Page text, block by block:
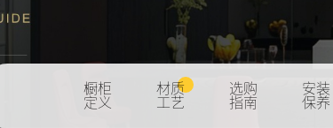
橱柜
定义
材质
工艺
选购
指南
安装
保养